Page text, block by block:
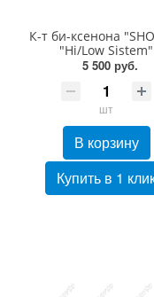
К-т би-ксенона
"Hi/Low Sistem"
5 500 руб.
шт
В корзину
Купить в 1